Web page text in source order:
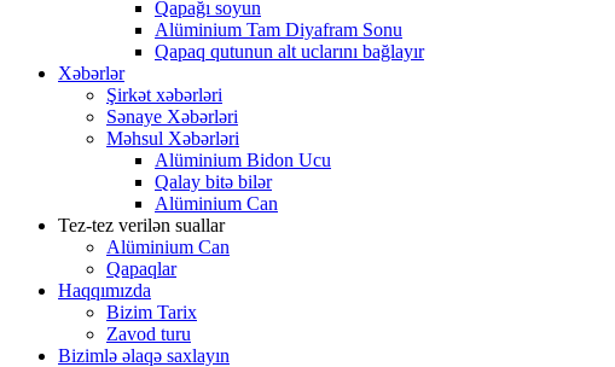
Qapağı soyun
Alüminium Tam Diyafram Sonu
Qapaq qutunun alt uclarını bağlayır
Xəbərlər
Şirkət xəbərləri
Sənaye Xəbərləri
Məhsul Xəbərləri
Alüminium Bidon Ucu
Qalay bitə bilər
Alüminium Can
Tez-tez verilən suallar
Alüminium Can
Qapaqlar
Haqqımızda
Bizim Tarix
Zavod turu
Bizimlə əlaqə saxlayın